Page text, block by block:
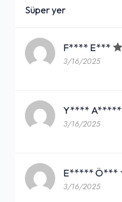
Süper yer
F**** E***
3/16/2025
Y**** A*****
3/16/2025
E***** Ö***
3/16/2025